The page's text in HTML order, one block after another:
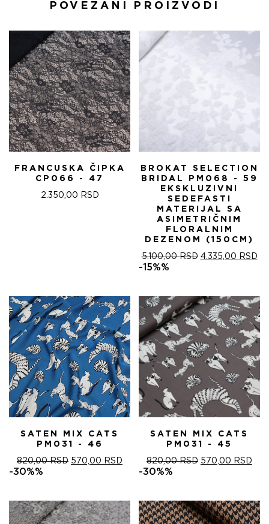
POVEZANI PROIZVODI
FRANCUSKA ČIPKA
CP066 - 47
2.350,00 RSD
BROKAT SELECTION
BRIDAL PM068 - 59
EKSKLUZIVNI
SEDEFASTI
MATERIJAL SA
ASIMETRIČNIM
FLORALNIM
DEZENOM (150CM)
5.100,00RSD ОРИГИНАЛНА
5.100,00 RSD.
4.335,00 RSD
-15%%
SATEN MIX CATS
PM031 - 46
820,00RSD ОРИГИНАЛНА
820,00 RSD.
570,00 RSD ТРЕНУТНА
ЦЕНА
-30%%
SATEN MIX CATS
PM031 - 45
820,00RSD ОРИГИНАЛНА
820,00 RSD.
570,00 RSD
-30%%